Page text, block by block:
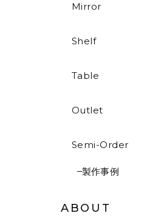
Mirror
Shelf
Table
Outlet
Semi-Order
製作事例
ABOUT